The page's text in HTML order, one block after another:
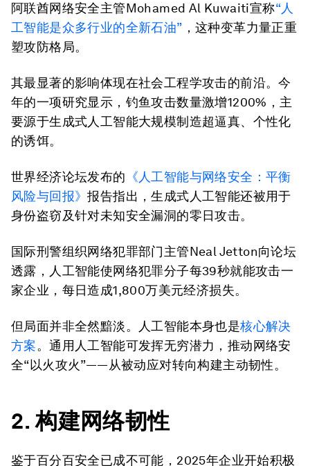
阿联酋网络安全主管Mohamed Al Kuwaiti宣称“人
工智能是众多行业的全新石油” ，这种变革力量正重
塑攻防格局。
其最显著的影响体现在社会工程学攻击的前沿。今
年的一项研究显示，钓鱼攻击数量激增1200%，主
要源于生成式人工智能大规模制造超逼真、个性化
的诱饵。
世界经济论坛发布的 《人工智能与网络安全：平衡
风险与回报》报告指出，生成式人工智能还被用于
身份盗窃及针对未知安全漏洞的零日攻击。
国际刑警组织网络犯罪部门主管Neal Jetton向论坛
透露，人工智能使网络犯罪分子每39秒就能攻击一
家企业，每日造成1,800万美元经济损失。
但局面并非全然黯淡。人工智能本身也是核心解决
方案。通用人工智能可发挥无穷潜力，推动网络安
全“以火攻火”——从被动应对转向构建主动韧性。
2. 构建网络韧性
鉴于百分百安全已成不可能，2025年企业开始积极